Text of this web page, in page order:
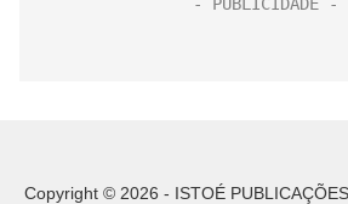
Copyright © 2026 - ISTOÉ